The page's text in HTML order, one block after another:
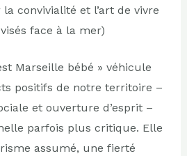
convivialité et l’art de vivre
face à la mer)
Marseille bébé » véhicule
positifs de notre territoire –
et ouverture d’esprit –
parfois plus critique. Elle
assumé, une fierté